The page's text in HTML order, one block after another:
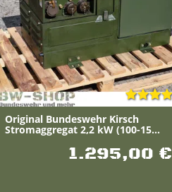
Original Bundeswehr Kirsch
Stromaggregat 2,2 kW (100-15...
1.295,00 €